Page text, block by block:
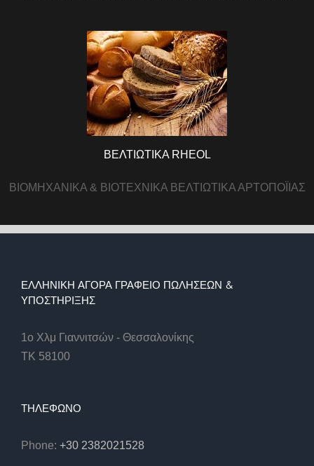
ΒΕΛΤΙΩΤΙΚΑ RHEOL
ΒΙΟΜΗΧΑΝΙΚΑ & ΒΙΟΤΕΧΝΙΚΑ ΒΕΛΤΙΩΤΙΚΑ ΑΡΤΟΠΟΪΙΑΣ
ΕΛΛΗΝΙΚΉ ΑΓΟΡΆ ΓΡΑΦΕΊΟ ΠΩΛΉΣΕΩΝ &
ΥΠΟΣΤΉΡΙΞΗΣ
1ο Χλμ Γιαννιτσών - Θεσσαλονίκης
ΤΚ 58100
ΤΗΛΕΦΩΝΟ
Phone: +30 2382021528